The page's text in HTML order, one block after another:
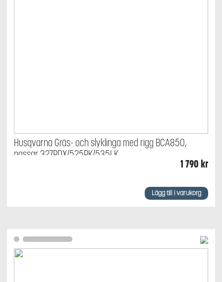
Husqvarna Gräs- och slyklinga med rigg BCA850,
passar 327RDX/525RK/535LK
1 790 kr
Lägg till i varukorg